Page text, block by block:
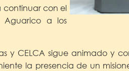
continuar con el
a los
y CELCA sigue animado y
la presencia de un